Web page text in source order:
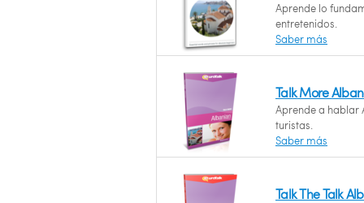
Aprende lo
entretenidos.
Saber más
Talk More
Aprende a hablar
turistas.
Saber más
Talk The Talk